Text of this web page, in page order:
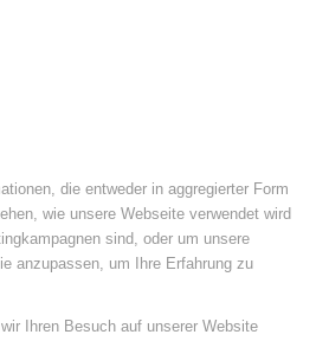
die entweder in aggregierter Form
wie unsere Webseite verwendet wird
sind, oder um unsere
anzupassen, um Ihre Erfahrung zu
Ihren Besuch auf unserer Website